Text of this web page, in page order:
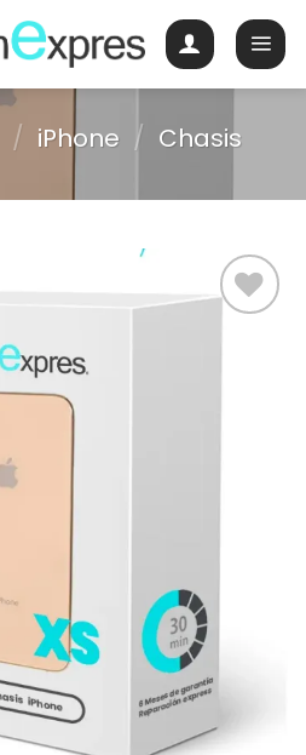
/ iPhone / Chasis